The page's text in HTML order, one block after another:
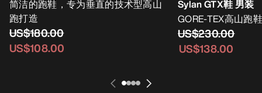
简洁的跑鞋，专为垂直的技术型高山
跑打造
US$180.00
US$108.00
Sylan GTX鞋 男装
GORE-TEX高山跑
US$230.00
US$138.00